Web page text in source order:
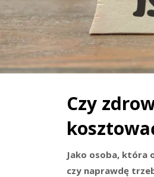
Czy
Jako osoba, która
czy naprawdę